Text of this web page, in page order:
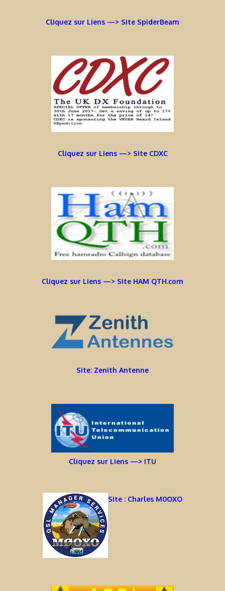
Cliquez sur Liens —> Site SpiderBeam
Cliquez sur Liens —> Site CDXC
Cliquez sur Liens —> Site HAM QTH.com
Site: Zenith Antenne
Cliquez sur Liens —> ITU
Site : Charles M0OXO